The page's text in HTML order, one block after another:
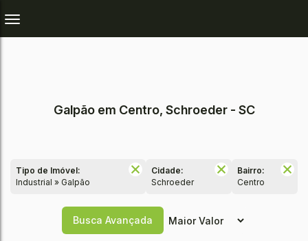
Galpão em Centro, Schroeder - SC
Tipo de Imóvel:
Industrial » Galpão
Cidade:
Schroeder
Bairro:
Centro
Busca Avançada